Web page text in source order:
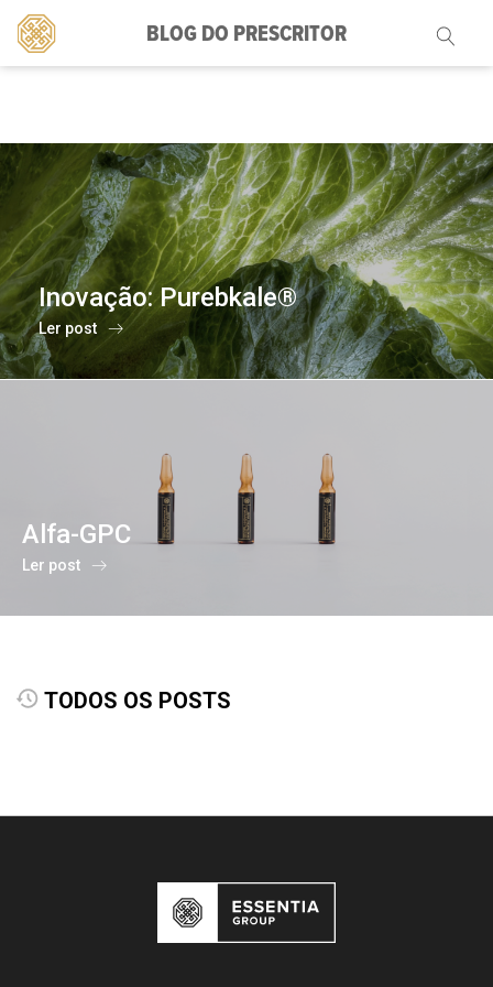
BLOG DO PRESCRITOR
Pesquisar
por:
Inovação: Purebkale®
Ler post
Alfa-GPC
Ler post
TODOS OS POSTS